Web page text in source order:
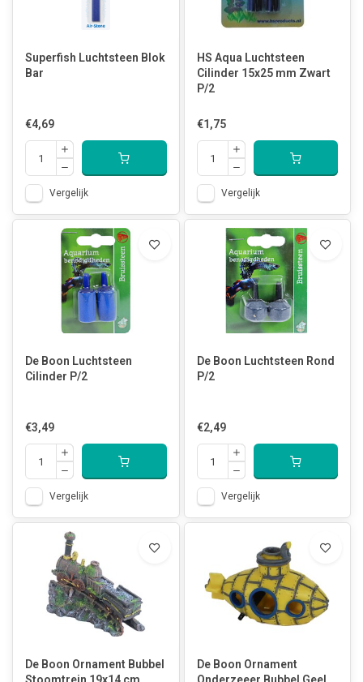
Superfish Luchtsteen Blok
Bar
€4,69
Vergelijk
HS Aqua Luchtsteen
Cilinder 15x25 mm Zwart
P/2
€1,75
Vergelijk
De Boon Luchtsteen
Cilinder P/2
€3,49
Vergelijk
De Boon Luchtsteen Rond
P/2
€2,49
Vergelijk
De Boon Ornament Bubbel
De Boon Ornament